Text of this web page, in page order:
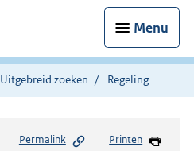
Menu
Uitgebreid zoeken Regeling
Permalink Printen